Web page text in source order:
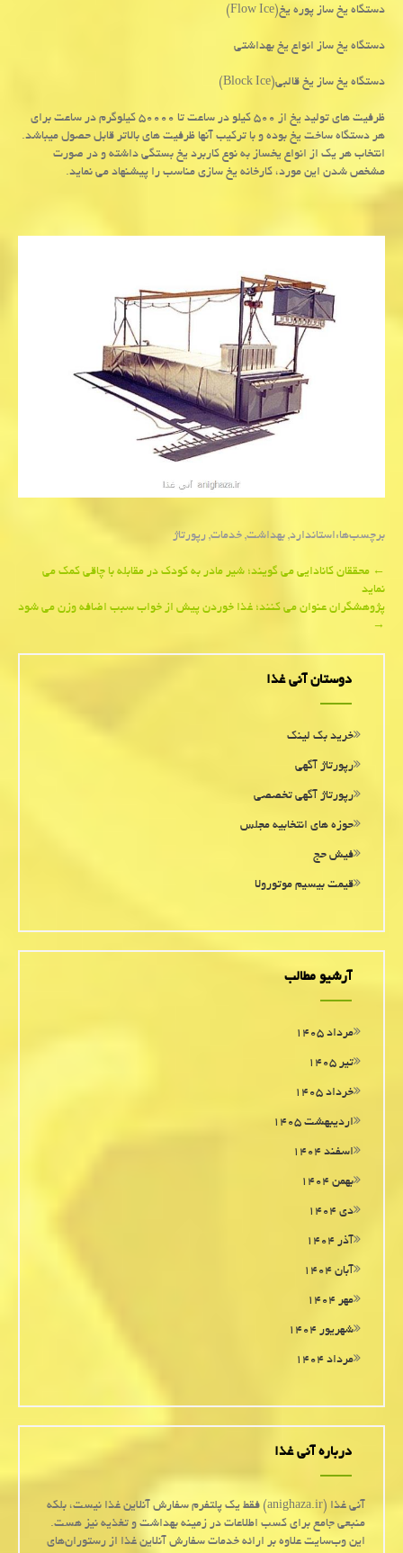
دستگاه یخ ساز پوره یخ(Flow Ice)
دستگاه یخ ساز انواع یخ بهداشتی
دستگاه یخ ساز یخ قالبی(Block Ice)
ظرفیت های تولید یخ از ۵۰۰ کیلو در ساعت تا ۵۰۰۰۰ کیلوگرم در ساعت برای
هر دستگاه ساخت یخ بوده و با ترکیب آنها ظرفیت های بالاتر قابل حصول میباشد.
انتخاب هر یک از انواع یخساز به نوع کاربرد یخ بستگی داشته و در صورت
مشخص شدن این مورد، کارخانه یخ سازی مناسب را پیشنهاد می نماید.
برچسب‌ها:استاندارد,بهداشت,خدمات,رپورتاژ
Post
navigation
←محققان كانادایی می گویند؛ شیر مادر به كودك در مقابله با چاقی كمك می
نماید
پژوهشگران عنوان می كنند؛ غذا خوردن پیش از خواب سبب اضافه وزن می شود
→
دوستان آنی غذا
خرید بک لینک
رپورتاژ آگهی
رپورتاژ آگهی تخصصی
حوزه های انتخابیه مجلس
فیش حج
قیمت بیسیم موتورولا
آرشیو مطالب
مرداد ۱۴۰۵
تیر ۱۴۰۵
خرداد ۱۴۰۵
اردیبهشت ۱۴۰۵
اسفند ۱۴۰۴
بهمن ۱۴۰۴
دی ۱۴۰۴
آذر ۱۴۰۴
آبان ۱۴۰۴
مهر ۱۴۰۴
شهریور ۱۴۰۴
مرداد ۱۴۰۴
درباره آنی غذا
آنی غذا (anighaza.ir) فقط یک پلتفرم سفارش آنلاین غذا نیست، بلکه
منبعی جامع برای کسب اطلاعات در زمینه بهداشت و تغذیه نیز هست.
این وب‌سایت علاوه بر ارائه خدمات سفارش آنلاین غذا از رستوران‌های